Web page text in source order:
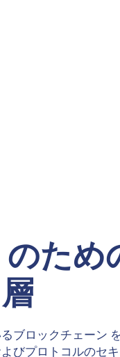
ため
ブロックチェーン
びプロトコルのセ